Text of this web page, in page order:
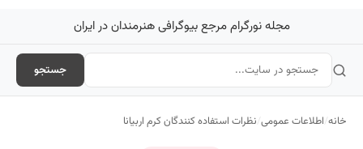
مجله نورگرام مرجع بیوگرافی هنرمندان در ایران
جستجو
خانه/اطلاعات عمومی/نظرات استفاده کنندگان کرم اربیانا